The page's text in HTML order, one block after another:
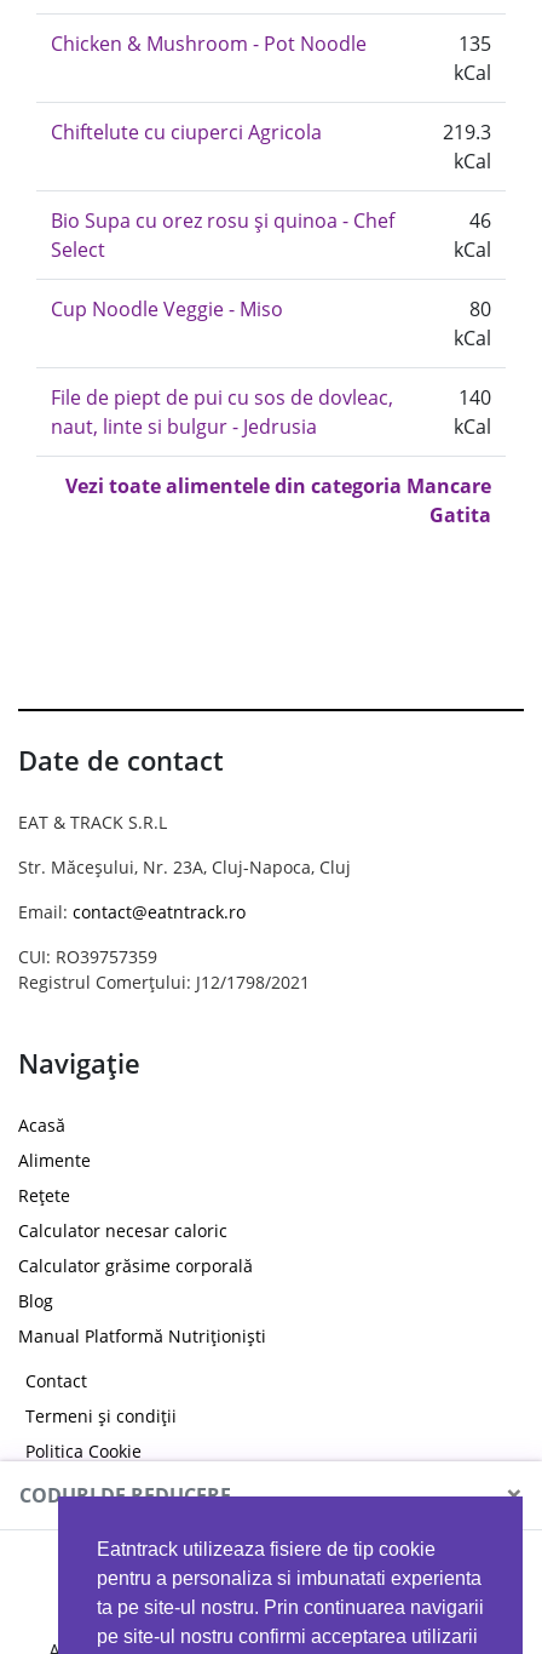
Eatntrack utilizeaza fisiere de tip cookie
pentru a personaliza si imbunatati experienta
ta pe site-ul nostru. Prin continuarea navigarii
pe site-ul nostru confirmi acceptarea utilizarii
Chicken & Mushroom - Pot Noodle
135
kCal
Chiftelute cu ciuperci Agricola
219.3
kCal
Bio Supa cu orez rosu și quinoa - Chef
Select
46
kCal
Cup Noodle Veggie - Miso
80
kCal
File de piept de pui cu sos de dovleac,
naut, linte si bulgur - Jedrusia
140
kCal
Vezi toate alimentele din categoria Mancare
Gatita
Date de contact
EAT & TRACK S.R.L
Str. Măceșului, Nr. 23A, Cluj-Napoca, Cluj
Email: contact@eatntrack.ro
CUI: RO39757359
Registrul Comerțului: J12/1798/2021
Navigație
Acasă
Alimente
Rețete
Calculator necesar caloric
Calculator grăsime corporală
Blog
Manual Platformă Nutriționiști
Contact
Termeni și condiții
Politica Cookie
Politica de confidențialitate
CODURI DE REDUCERE ×
MYPROTEIN